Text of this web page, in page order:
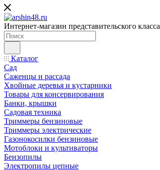
Интернет-магазин представительского класса
Каталог
Сад
Саженцы и рассада
Хвойные деревья и кустарники
Товары для консервирования
Банки, крышки
Садовая техника
Триммеры бензиновые
Триммеры электрические
Газонокосилки бензиновые
Мотоблоки и культиваторы
Бензопилы
Электропилы цепные